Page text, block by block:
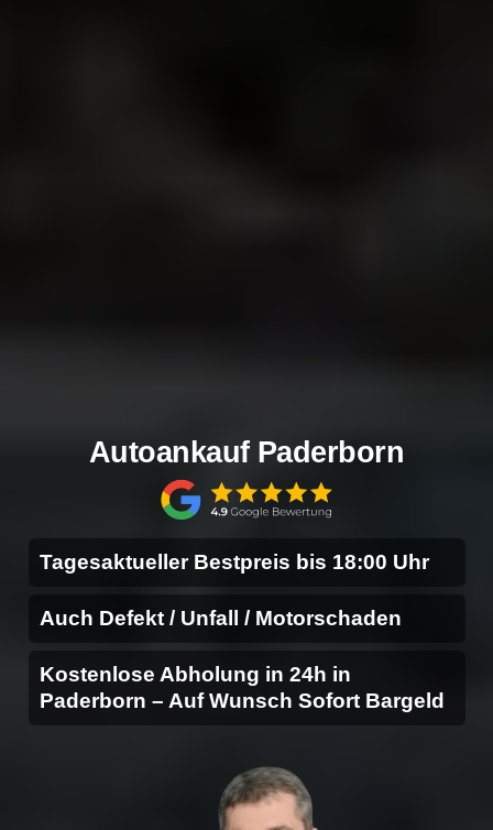
Autoankauf Paderborn
Tagesaktueller Bestpreis bis 18:00 Uhr
Auch Defekt / Unfall / Motorschaden
Kostenlose Abholung in 24h in
Paderborn – Auf Wunsch Sofort Bargeld